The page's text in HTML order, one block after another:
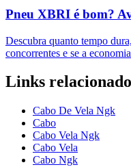
Pneu XBRI é bom?
Descubra quanto tempo
concorrentes e se a
Links
Cabo De Vela Ngk
Cabo
Cabo Vela Ngk
Cabo Vela
Cabo Ngk